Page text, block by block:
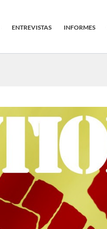
ENTREVISTAS INFORMES